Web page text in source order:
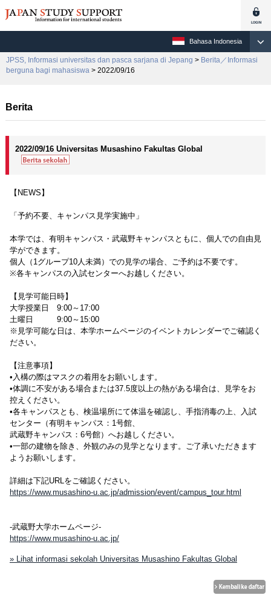
Bahasa Indonesia
JPSS, Informasi universitas dan pasca sarjana di Jepang > Berita／Informasi
berguna bagi mahasiswa > 2022/09/16
Berita
2022/09/16 Universitas Musashino Fakultas Global
【NEWS】
「予約不要、キャンパス見学実施中」
本学では、有明キャンパス・武蔵野キャンパスともに、個人での自由見
学ができます。
個人（1グループ10人未満）での見学の場合、ご予約は不要です。
※各キャンパスの入試センターへお越しください。
【見学可能日時】
大学授業日 9:00～17:00
土曜日 9:00～15:00
※見学可能な日は、本学ホームページのイベントカレンダーでご確認く
ださい。
【注意事項】
•入構の際はマスクの着用をお願いします。
•体調に不安がある場合または37.5度以上の熱がある場合は、見学をお
控えください。
•各キャンパスとも、検温場所にて体温を確認し、手指消毒の上、入試
センター（有明キャンパス：1号館、
武蔵野キャンパス：6号館）へお越しください。
•一部の建物を除き、外観のみの見学となります。ご了承いただきます
ようお願いします。
詳細は下記URLをご確認ください。
https://www.musashino-u.ac.jp/admission/event/campus_tour.html
-武蔵野大学ホームページ-
https://www.musashino-u.ac.jp/
» Lihat informasi sekolah Universitas Musashino Fakultas Global